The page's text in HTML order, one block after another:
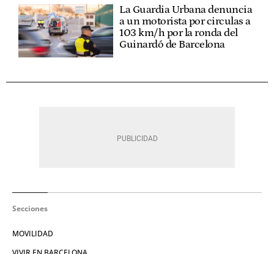
La Guardia Urbana denuncia
a un motorista por circulas a
103 km/h por la ronda del
Guinardó de Barcelona
Secciones
MOVILIDAD